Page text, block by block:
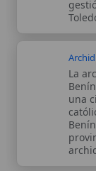
del
de